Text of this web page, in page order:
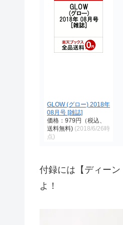
GLOW (グロー) 2018年
08月号 [雑誌]
価格：979円（税込、
送料無料) (2018/6/26時
点)
付録には【ディー
よ！